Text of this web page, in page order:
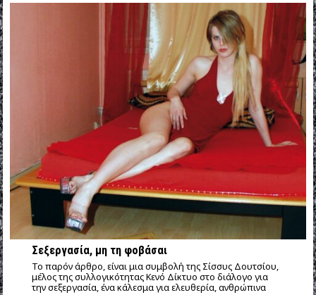
Σεξεργασία, μη τη φοβάσαι
Το παρόν άρθρο, είναι μια συμβολή της Σίσσυς Δουτσίου,
μέλος της συλλογικότητας Κενό Δίκτυο στο διάλογο για
την σεξεργασία, ένα κάλεσμα για ελευθερία, ανθρώπινα